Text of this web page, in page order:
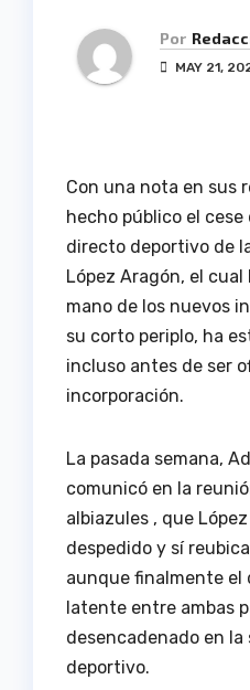
Por
MAY 21,
Con una nota en sus
hecho público el
directo deportivo de
López Aragón, el
mano de los nuevos
su corto periplo, ha
incluso antes de ser
incorporación.
La pasada semana,
comunicó en la
albiazules , que
despedido y sí
aunque finalmente el
latente entre ambas
desencadenado en
deportivo.